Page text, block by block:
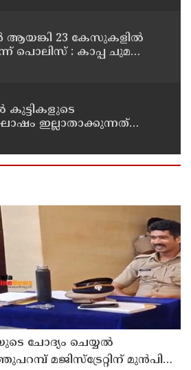
23 കേസുകളില്‍
പൊലിസ് : കാപ്പ ചുമത്തി
ഇല്ലാതാക്കുന്നത്
തിരുത്തുമോ?
ചോദ്യം ചെയ്യല്‍
മജിസ്ട്രേറ്റിന് മുൻപില്‍